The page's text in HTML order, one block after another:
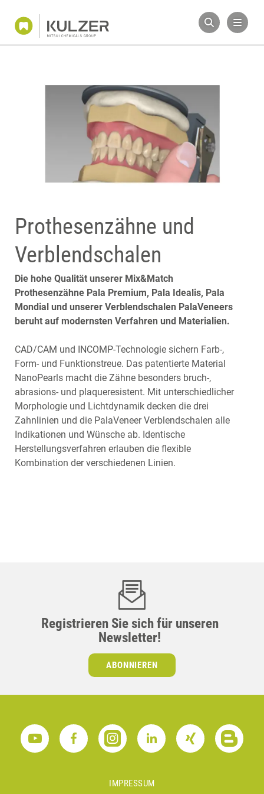
Prothesenzähne und
Verblendschalen
Die hohe Qualität unserer Mix&Match
Prothesenzähne Pala Premium, Pala Idealis, Pala
Mondial und unserer Verblendschalen PalaVeneers
beruht auf modernsten Verfahren und Materialien.
CAD/CAM und INCOMP-Technologie sichern Farb-,
Form- und Funktionstreue. Das patentierte Material
NanoPearls macht die Zähne besonders bruch-,
abrasions- und plaqueresistent. Mit unterschiedlicher
Morphologie und Lichtdynamik decken die drei
Zahnlinien und die PalaVeneer Verblendschalen alle
Indikationen und Wünsche ab. Identische
Herstellungsverfahren erlauben die flexible
Kombination der verschiedenen Linien.
Registrieren Sie sich für unseren
Newsletter!
ABONNIEREN
IMPRESSUM